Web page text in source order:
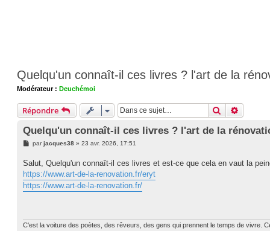
Quelqu'un connaît-il ces livres ? l'art de la
Modérateur : Deuchémoi
Répondre Rechercher
Quelqu'un connaît-il ces livres ? l'art de la
M
s
a
g
e
parjacques38» 23 avr. 2026, 17:51
Salut, Quelqu'un connaît-il ces livres et est-ce que cela en vaut la
https://www.art-de-la-renovation.fr/eryt
https://www.art-de-la-renovation.fr/
C'est la voiture des poètes, des rêveurs, des gens qui prennent le temps de vivre.